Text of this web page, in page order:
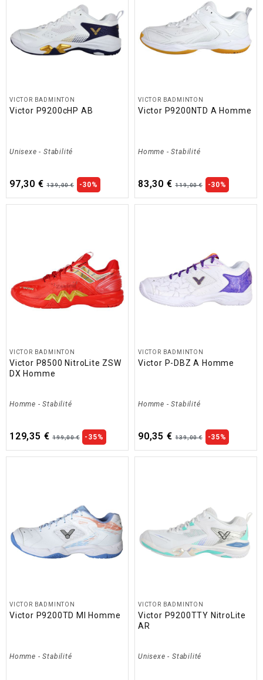
VICTOR BADMINTON
Victor P9200cHP AB
Unisexe -Stabilité
97,30 € 139,00 € -30%
VICTOR BADMINTON
Victor P9200NTD A Homme
Homme -Stabilité
83,30 € 119,00 € -30%
VICTOR BADMINTON
Victor P8500 NitroLite ZSW
DX Homme
Homme -Stabilité
129,35 € 199,00 € -35%
VICTOR BADMINTON
Victor P-DBZ A Homme
Homme -Stabilité
90,35 € 139,00 € -35%
VICTOR BADMINTON
Victor P9200TD MI Homme
Homme -Stabilité
VICTOR BADMINTON
Victor P9200TTY NitroLite
AR
Unisexe -Stabilité